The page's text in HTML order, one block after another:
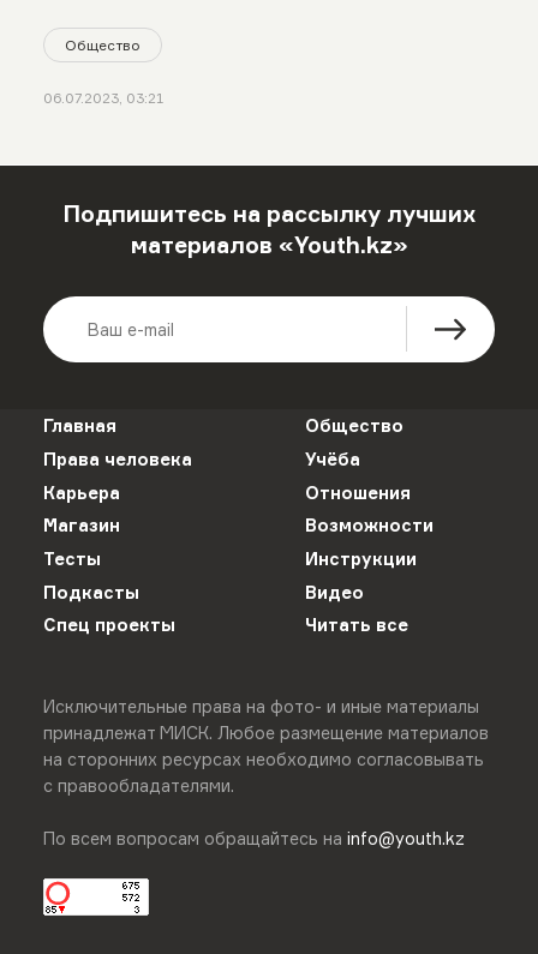
Общество
06.07.2023, 03:21
Подпишитесь на рассылку лучших
материалов «Youth.kz»
Главная
Общество
Права человека
Учёба
Карьера
Отношения
Магазин
Возможности
Тесты
Инструкции
Подкасты
Видео
Спец проекты
Читать все
Исключительные права на фото- и иные материалы
принадлежат МИСК. Любое размещение материалов
на сторонних ресурсах необходимо согласовывать
с правообладателями.
По всем вопросам обращайтесь на info@youth.kz